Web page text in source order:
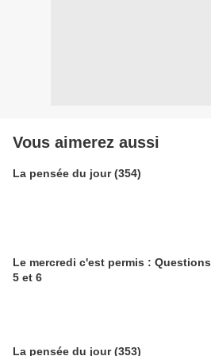
Vous aimerez aussi
La pensée du jour (354)
Le mercredi c'est permis : Questions
5 et 6
La pensée du jour (353)